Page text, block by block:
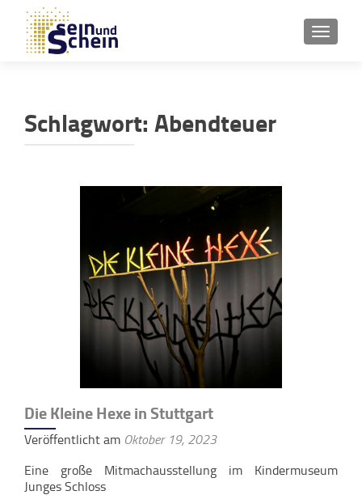
Schlagwort: Abendteuer
Die Kleine Hexe in Stuttgart
Veröffentlicht am Oktober 19, 2023
Eine große Mitmachausstellung im Kindermuseum
Junges Schloss